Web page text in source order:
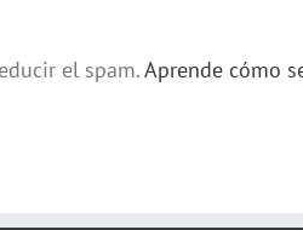
el spam.Aprende cómo